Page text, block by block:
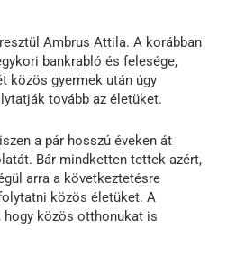
Ambrus Attila. A korábban
bankrabló és felesége,
közös gyermek után úgy
tovább az életüket.
a pár hosszú éveken át
Bár mindketten tettek azért,
arra a következtetésre
közös életüket. A
közös otthonukat is